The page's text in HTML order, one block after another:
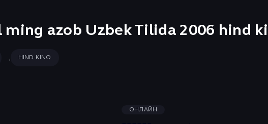
ming azob Uzbek Tilida 2006 hind
, HIND KINO
ОНЛАЙН